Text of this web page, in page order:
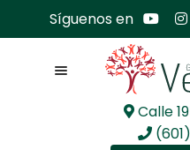
Síguenos en
Calle
Menú